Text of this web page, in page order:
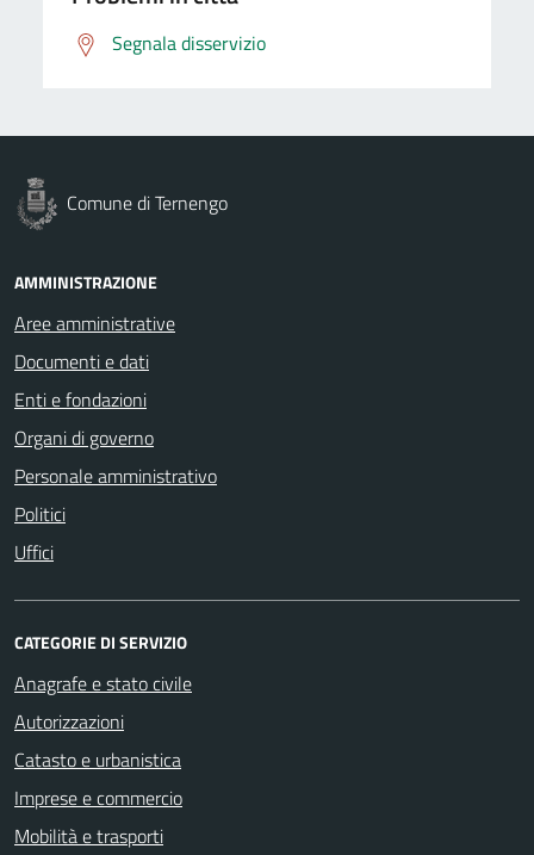
Segnala disservizio
Comune di Ternengo
AMMINISTRAZIONE
Aree amministrative
Documenti e dati
Enti e fondazioni
Organi di governo
Personale amministrativo
Politici
Uffici
CATEGORIE DI SERVIZIO
Anagrafe e stato civile
Autorizzazioni
Catasto e urbanistica
Imprese e commercio
Mobilità e trasporti